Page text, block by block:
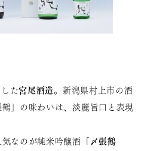
た宮尾酒造。新潟県村上市の酒
」の味わいは、淡麗旨口と表現
なのが純米吟醸酒「
〆張鶴